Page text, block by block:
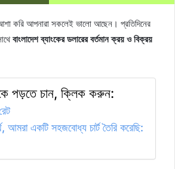
করি আপনারা সকলেই ভালো আছেন। প্রতিদিনের
বাংলাদেশ ব্যাংকের ডলারের বর্তমান ক্রয় ও বিক্রয়
পড়তে চান, ক্লিক করুন:
আমরা একটি সহজবোধ্য চার্ট তৈরি করেছি: